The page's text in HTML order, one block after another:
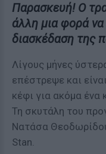
Παρασκευή! Ο
άλλη μια φορά
διασκέδαση της
Λίγους μήνες
επέστρεψε και
κέφι για ακόμα ένα
Τη σκυτάλη του
Νατάσα
Stan.